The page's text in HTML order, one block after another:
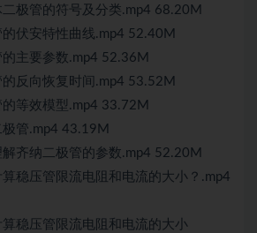
极管的符号及分类.mp4 68.20M
伏安特性曲线.mp4 52.40M
主要参数.mp4 52.36M
反向恢复时间.mp4 53.52M
等效模型.mp4 33.72M
管.mp4 43.19M
齐纳二极管的参数.mp4 52.20M
稳压管限流电阻和电流的大小？.mp4
稳压管限流电阻和电流的大小